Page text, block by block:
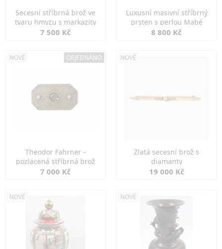
Secesní stříbrná brož ve
tvaru hmyzu s markazity
7 500 Kč
Luxusní masivní stříbrný
prsten s perlou Mabé
8 800 Kč
NOVÉ OBJEDNÁNO
Theodor Fahrner -
pozlacená stříbrná brož
7 000 Kč
NOVÉ
Zlatá secesní brož s
diamanty
19 000 Kč
NOVÉ NOVÉ